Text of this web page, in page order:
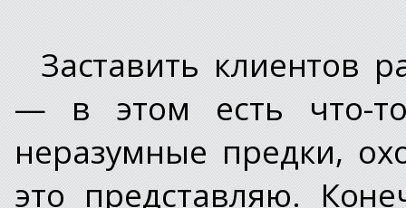
Заставить клиентов
— в этом есть что-
неразумные предки,
это представляю.